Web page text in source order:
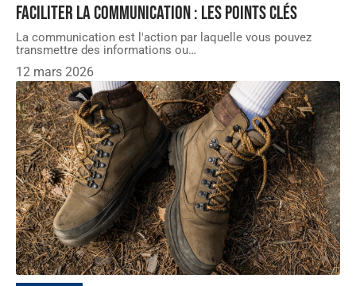
Faciliter la communication : les points clés
La communication est l'action par laquelle vous pouvez
transmettre des informations ou…
12 mars 2026